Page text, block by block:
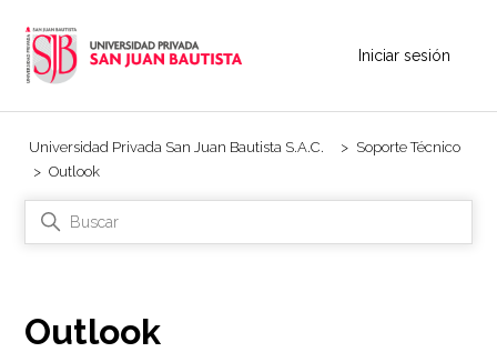
Iniciar sesión
Universidad Privada San Juan Bautista S.A.C.
Soporte Técnico
Outlook
Outlook